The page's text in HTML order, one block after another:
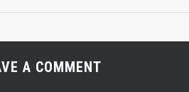
A COMMENT